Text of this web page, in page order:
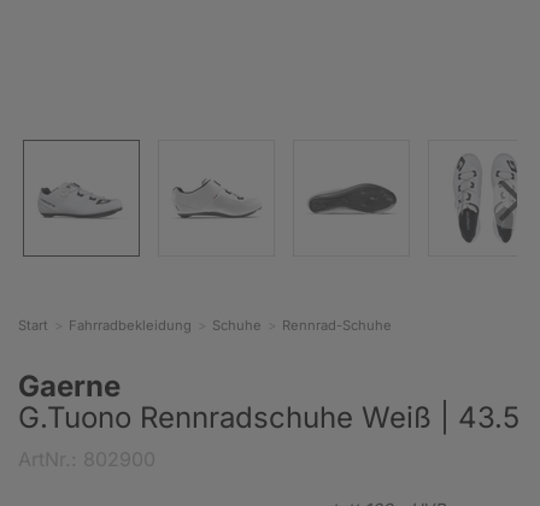
Start Fahrradbekleidung Schuhe Rennrad-Schuhe
Gaerne
G.Tuono Rennradschuhe Weiß | 43.5